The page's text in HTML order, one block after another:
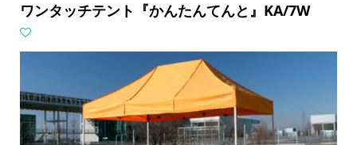
ワンタッチテント『かんたんてんと』KA/7W